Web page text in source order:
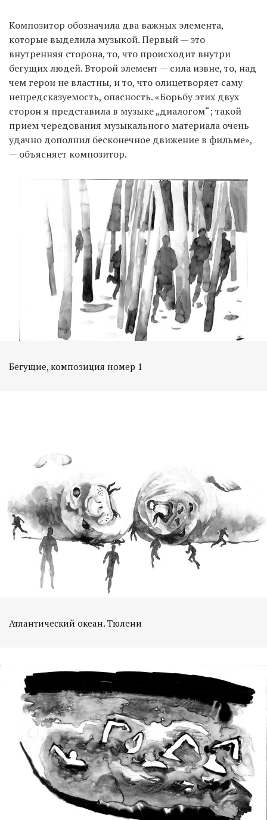
Композитор обозначила два важных элемента,
которые выделила музыкой. Первый — это
внутренняя сторона, то, что происходит внутри
бегущих людей. Второй элемент — сила извне, то, над
чем герои не властны, и то, что олицетворяет саму
непредсказуемость, опасность. «Борьбу этих двух
сторон я представила в музыке „диалогом“; такой
прием чередования музыкального материала очень
удачно дополнил бесконечное движение в фильме»,
— объясняет композитор.
Бегущие, композиция номер 1